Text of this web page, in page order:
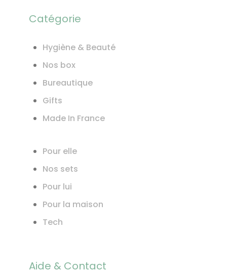
Catégorie
Hygiène & Beauté
Nos box
Bureautique
Gifts
Made In France
Pour elle
Nos sets
Pour lui
Pour la maison
Tech
Aide & Contact